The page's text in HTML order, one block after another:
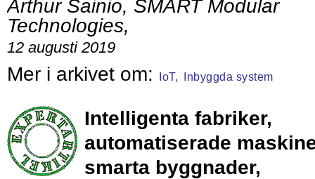
Arthur Sainio, SMART Modular
Technologies,
12 augusti 2019
IoT, Inbyggda system
Intelligenta fabriker,
automatiserade
smarta byggnader,